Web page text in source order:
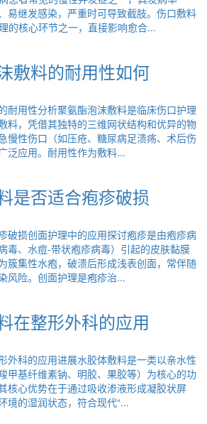
易继发感染，严重时可导致截肢。伤口敷料
的核心环节之一，直接影响愈合...
敷料的耐用性如何
耐用性分析聚氨酯泡沫敷料是临床伤口护理
料，凭借其独特的三维网状结构和优异的物
慢性伤口（如压疮、糖尿病足溃疡、术后伤
泛应用。耐用性作为敷料...
是否适合疱疹破损
破损创面护理中的应用探讨疱疹是由疱疹病
毒、水痘-带状疱疹病毒）引起的皮肤黏膜
簇集性水疱，破溃后形成浅表创面，常伴随
风险。创面护理是疱疹治...
在整形外科的应用
外科的应用进展水胶体敷料是一类以亲水性
甲基纤维素钠、明胶、果胶等）为核心的功
核心优势在于通过吸收渗液形成凝胶状屏
境的湿润状态，符合现代“...